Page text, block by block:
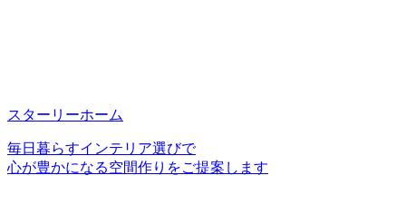
スターリーホーム
毎日暮らすインテリア選びで
心が豊かになる空間作りをご提案します